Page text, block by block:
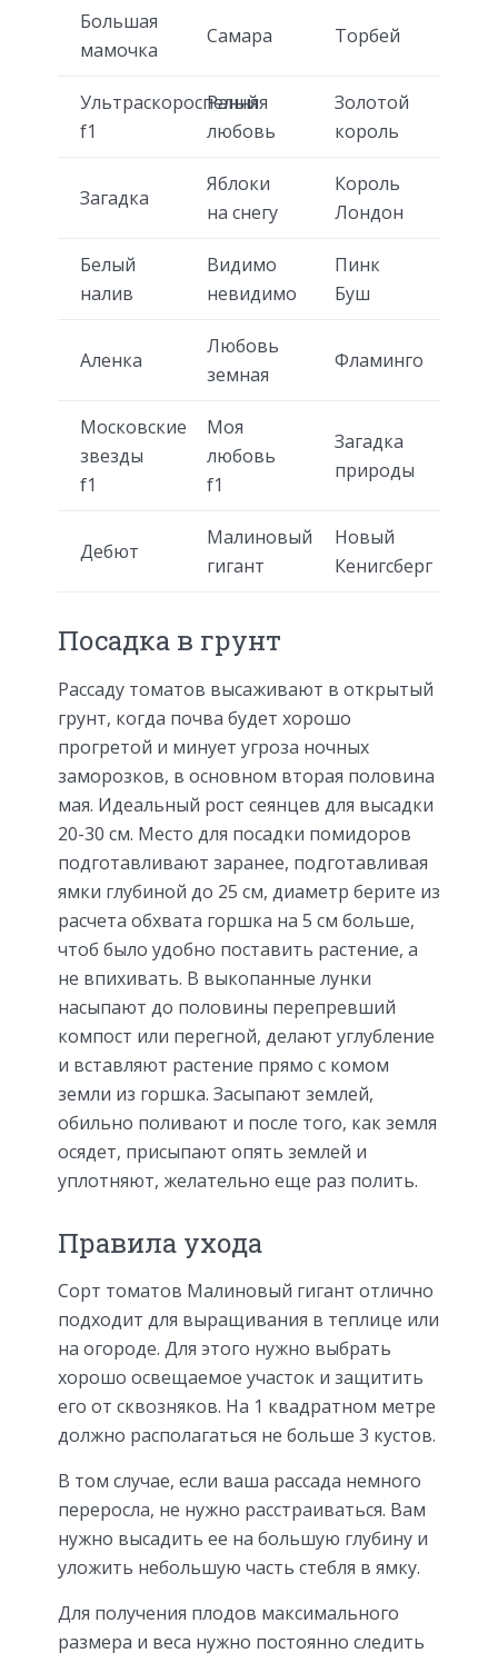
Большая
мамочка
Самара Торбей
Ультраскороспелый
f1
Ранняя
любовь
Золотой
король
Загадка
Яблоки
на снегу
Король
Лондон
Белый
налив
Видимо
невидимо
Пинк
Буш
Аленка
Любовь
земная
Фламинго
Московские
звезды
f1
Моя
любовь
f1
Загадка
природы
Дебют
Малиновый
гигант
Новый
Кенигсберг
Посадка в грунт
Рассаду томатов высаживают в открытый
грунт, когда почва будет хорошо
прогретой и минует угроза ночных
заморозков, в основном вторая половина
мая. Идеальный рост сеянцев для высадки
20-30 см. Место для посадки помидоров
подготавливают заранее, подготавливая
ямки глубиной до 25 см, диаметр берите из
расчета обхвата горшка на 5 см больше,
чтоб было удобно поставить растение, а
не впихивать. В выкопанные лунки
насыпают до половины перепревший
компост или перегной, делают углубление
и вставляют растение прямо с комом
земли из горшка. Засыпают землей,
обильно поливают и после того, как земля
осядет, присыпают опять землей и
уплотняют, желательно еще раз полить.
Правила ухода
Сорт томатов Малиновый гигант отлично
подходит для выращивания в теплице или
на огороде. Для этого нужно выбрать
хорошо освещаемое участок и защитить
его от сквозняков. На 1 квадратном метре
должно располагаться не больше 3 кустов.
В том случае, если ваша рассада немного
переросла, не нужно расстраиваться. Вам
нужно высадить ее на большую глубину и
уложить небольшую часть стебля в ямку.
Для получения плодов максимального
размера и веса нужно постоянно следить